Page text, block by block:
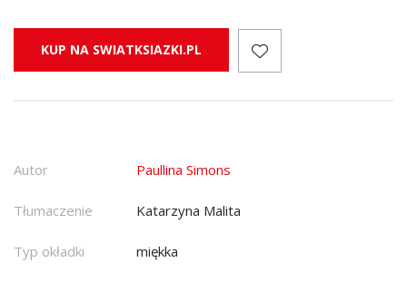
KUP NA SWIATKSIAZKI.PL
Autor Paullina Simons
Tłumaczenie Katarzyna Malita
Typ okładki miękka